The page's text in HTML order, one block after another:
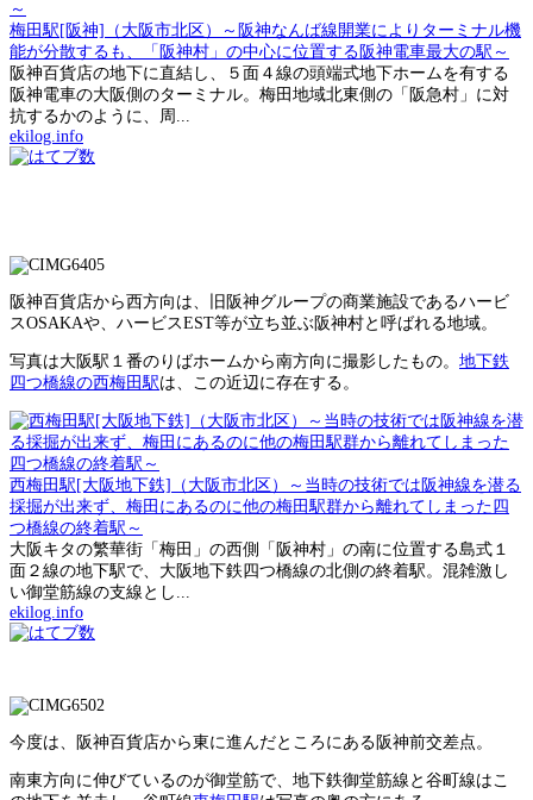
梅田駅[阪神]（大阪市北区）～阪神なんば線開業によりターミナル機
能が分散するも、「阪神村」の中心に位置する阪神電車最大の駅～
阪神百貨店の地下に直結し、５面４線の頭端式地下ホームを有する
阪神電車の大阪側のターミナル。梅田地域北東側の「阪急村」に対
抗するかのように、周...
ekilog.info
阪神百貨店から西方向は、旧阪神グループの商業施設であるハービ
スOSAKAや、ハービスEST等が立ち並ぶ阪神村と呼ばれる地域。
写真は大阪駅１番のりばホームから南方向に撮影したもの。 地下鉄
四つ橋線の西梅田駅は、この近辺に存在する。
西梅田駅[大阪地下鉄]（大阪市北区）～当時の技術では阪神線を潜る
採掘が出来ず、梅田にあるのに他の梅田駅群から離れてしまった四
つ橋線の終着駅～
大阪キタの繁華街「梅田」の西側「阪神村」の南に位置する島式１
面２線の地下駅で、大阪地下鉄四つ橋線の北側の終着駅。混雑激し
い御堂筋線の支線とし...
ekilog.info
今度は、阪神百貨店から東に進んだところにある阪神前交差点。
南東方向に伸びているのが御堂筋で、地下鉄御堂筋線と谷町線はこ